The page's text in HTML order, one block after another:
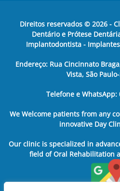
Direitos reservados © 2026-
Dentário e Prótese
Implantodontista -
Endereço: Rua Cincinnato
Vista, São
Telefone e WhatsApp:
We Welcome patients from any
innovative Day
Our clinic is specialized in
field of Oral Rehabilitation